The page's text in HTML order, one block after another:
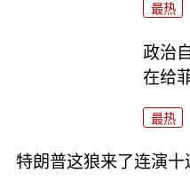
最热
政治
在给
最热
特朗普这狼来了连演十